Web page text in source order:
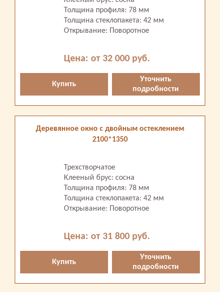
Толщина профиля: 78 мм
Толщина стеклопакета: 42 мм
Открывание: Поворотное
Цена: от 32 000 руб.
Купить
Уточнить
подробности
Деревянное окно с двойным остеклением
2100*1350
Трехстворчатое
Клееный брус: сосна
Толщина профиля: 78 мм
Толщина стеклопакета: 42 мм
Открывание: Поворотное
Цена: от 31 800 руб.
Купить
Уточнить
подробности